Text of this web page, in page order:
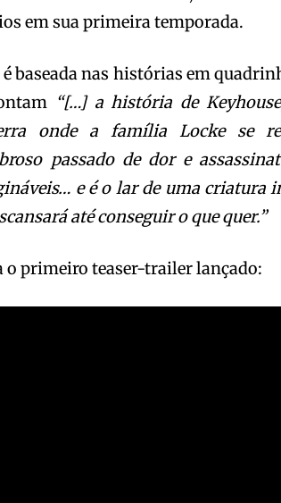
em sua primeira temporada.
é baseada nas histórias em
“[…] a história de
onde a família Locke se
passado de dor e
e é o lar de uma criatura
até conseguir o que quer.”
o primeiro teaser-trailer lançado: